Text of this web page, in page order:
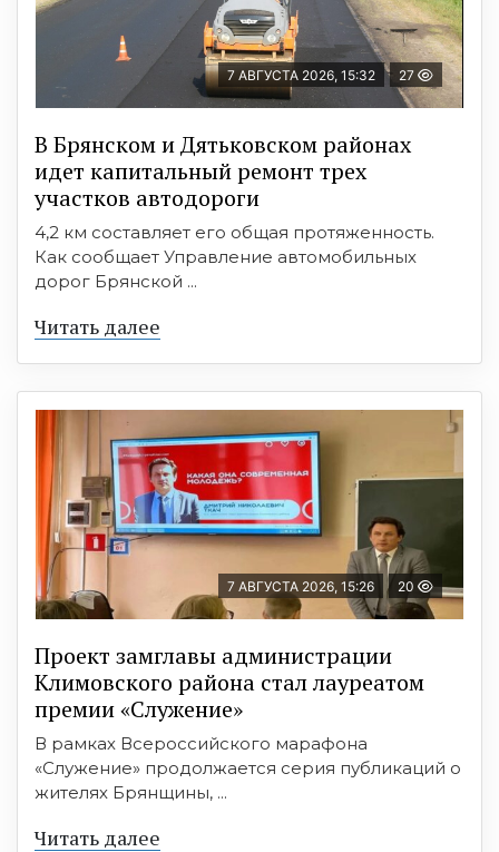
7 АВГУСТА 2026, 15:32 27
В Брянском и Дятьковском районах
идет капитальный ремонт трех
участков автодороги
4,2 км составляет его общая протяженность.
Как сообщает Управление автомобильных
дорог Брянской ...
Читать далее
7 АВГУСТА 2026, 15:26 20
Проект замглавы администрации
Климовского района стал лауреатом
премии «Служение»
В рамках Всероссийского марафона
«Служение» продолжается серия публикаций о
жителях Брянщины, ...
Читать далее